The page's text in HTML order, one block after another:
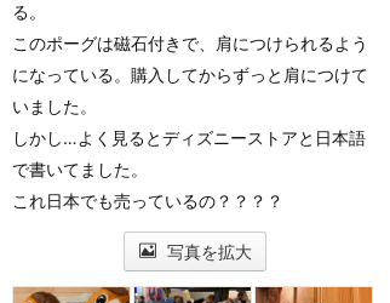
る。
このポーグは磁石付きで、肩につけられるよう
になっている。購入してからずっと肩につけて
いました。
しかし…よく見るとディズニーストアと日本語
で書いてました。
これ日本でも売っているの？？？？
写真を拡大